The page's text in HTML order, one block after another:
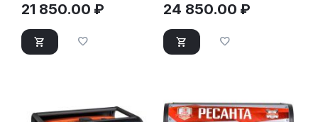
21 850.00 ₽ 24 850.00 ₽